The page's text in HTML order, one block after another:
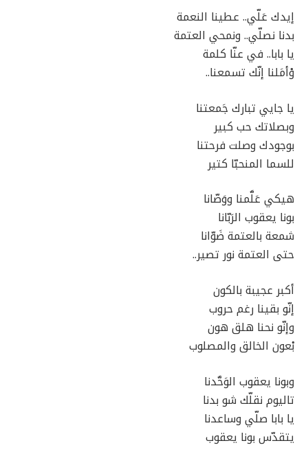
إيدك عَلّي.. عطينا النعمة
بدنا نصلّي.. ونمحي العتمة
يا بابا.. في عنّا كلمة
وْأمَلنا إنّك تسمعنا..
يا جايي تبارك جَمعتنا
وبصلاتك حب كبير
بوجودك وصلت فرحتنا
للسما المنحبّا كتير
هيكي عَلَّمنا ووَصّانا
بونا يعقوب الرَبّانا
شمعة بالعتمة ضَوّانا
حتى العتمة نور تصير..
أكبر عجيبة بالكون
إنّو بقينا رغم حروب
وإنّو نحنا هلق هون
بْعون الخالق والمصلوب
وبونا يعقوب الوَحَّدنا
تاليوم نقلّك شو بدنا
يا بابا صلّي وساعدنا
يتقدّس بونا يعقوب